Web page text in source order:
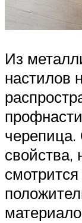
Из
настилов
свойства,